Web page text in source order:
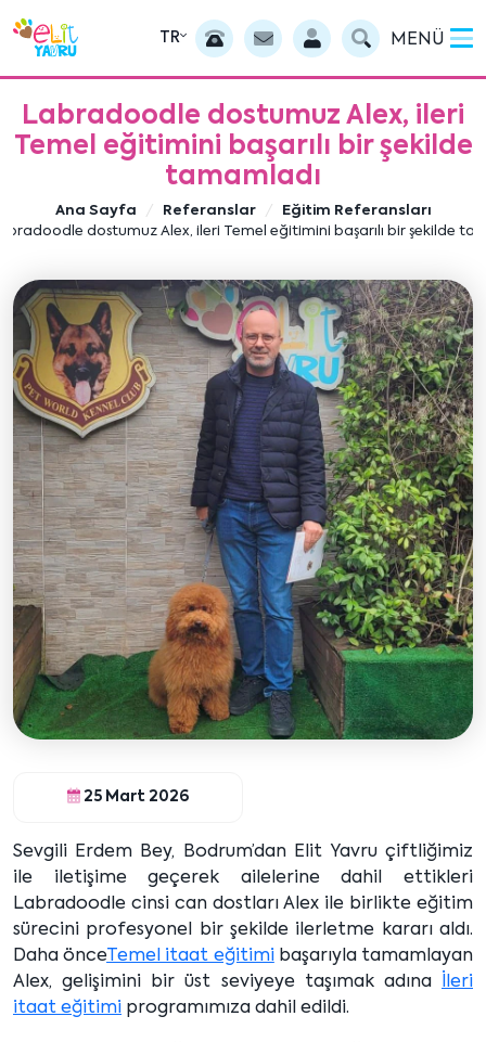
TR MENÜ
Labradoodle dostumuz Alex, ileri
Temel eğitimini başarılı bir şekilde
tamamladı
Ana Sayfa Referanslar
Eğitim Referansları
dostumuz Alex, ileri Temel eğitimini başarılı bir şekilde
25 Mart 2026
Sevgili Erdem Bey, Bodrum’dan Elit Yavru çiftliğimiz
ile iletişime geçerek ailelerine dahil ettikleri
Labradoodle cinsi can dostları Alex ile birlikte eğitim
sürecini profesyonel bir şekilde ilerletme kararı aldı.
Daha önceTemel itaat eğitimibaşarıyla tamamlayan
Alex, gelişimini bir üst seviyeye taşımak adına
İleri
itaat eğitimi programımıza dahil edildi.